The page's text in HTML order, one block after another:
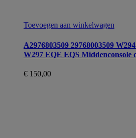
Toevoegen aan winkelwagen
A2976803509 29768003509
W297 EQE EQS Middenconsole
€ 150,00